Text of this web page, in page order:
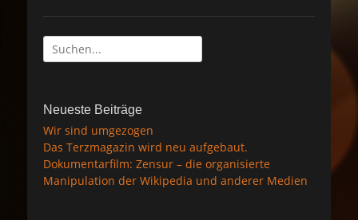
e
n
Suche
nach:
Neueste Beiträge
Wir sind umgezogen
Das Terzmagazin wird neu aufgebaut.
Dokumentarfilm: Zensur – die organisierte
Manipulation der Wikipedia und anderer Medien